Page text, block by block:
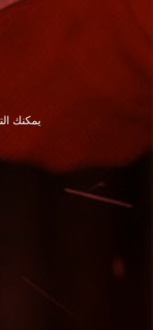
يمكنك